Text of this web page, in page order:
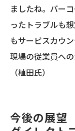
ましたね。バー
ったトラブルも
もサービスカウ
現場の従業員へ
（植田氏）
今後の展望